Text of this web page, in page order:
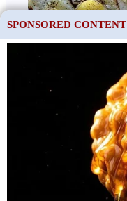
SPONSORED CONTENT